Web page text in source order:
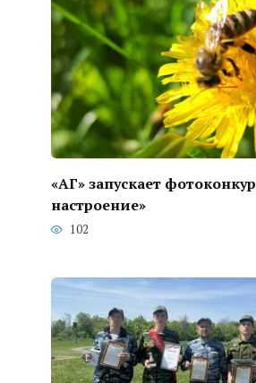
«АГ» запускает
настроение»
102